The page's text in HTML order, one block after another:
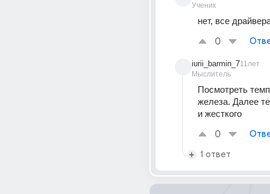
Ученик
нет, все
0
iurii_barmin_7
Мыслитель
11лет
Посмотреть
железа. Далее
и жесткого
0
1 ответ